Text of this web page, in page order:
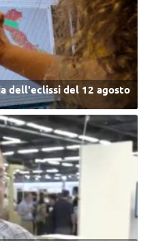
dell'eclissi del 12 agosto